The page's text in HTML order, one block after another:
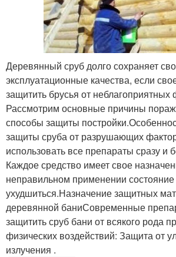
Деревянный сруб долго сохраняет
эксплуатационные качества, если
защитить брусья от неблагоприятных
Рассмотрим основные причины
способы защиты
защиты сруба от разрушающих
использовать все препараты сразу и
Каждое средство имеет свое
неправильном применении
ухудшиться.Назначение защитных
деревянной баниСовременные
защитить сруб бани от всякого рода
физических воздействий: Защита от
излучения .